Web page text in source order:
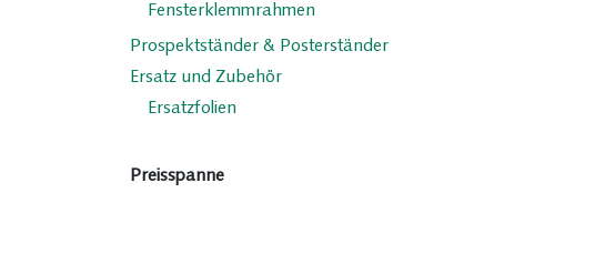
Fensterklemmrahmen
Prospektständer & Posterständer
Ersatz und Zubehör
Ersatzfolien
Preisspanne